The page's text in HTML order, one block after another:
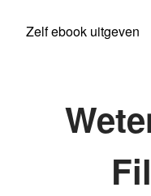
Zelf ebook uitgeven